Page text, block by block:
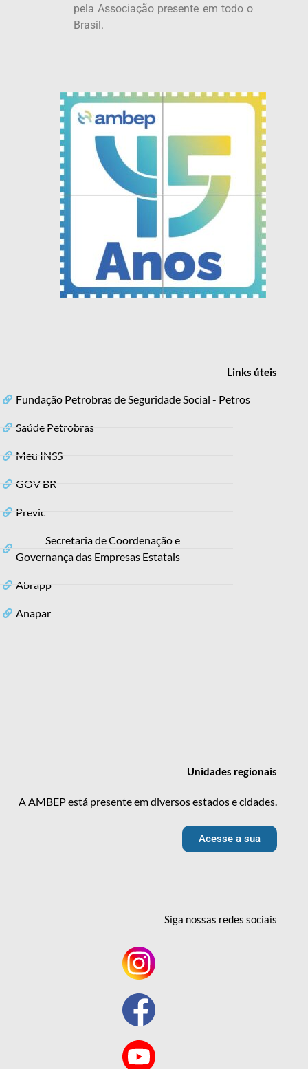
pela Associação presente em todo o
Brasil.
Linksúteis
Fundação Petrobras de Seguridade Social - Petros
Saúde Petrobras
Meu INSS
GOV BR
Previc
Secretaria de Coordenação e
Governança das Empresas Estatais
Abrapp
Anapar
Unidades regionais
A AMBEP está presente em diversos estados e cidades.
Acesse a sua
Siga nossas redessociais